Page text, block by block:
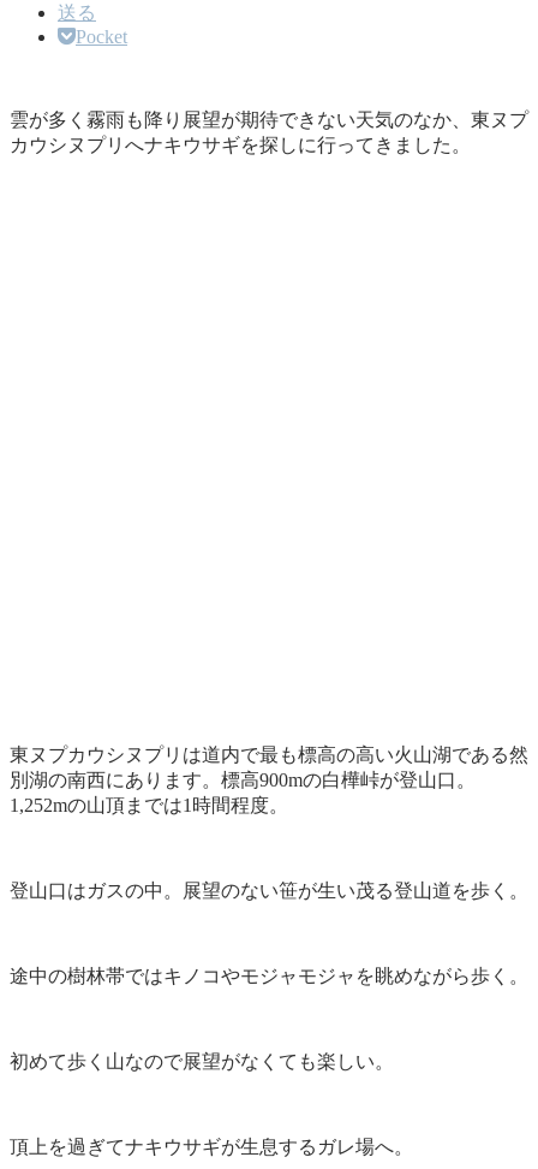
送る
Pocket
雲が多く霧雨も降り展望が期待できない天気のなか、東ヌプ
カウシヌプリへナキウサギを探しに行ってきました。
東ヌプカウシヌプリは道内で最も標高の高い火山湖である然
別湖の南西にあります。標高900mの白樺峠が登山口。
1,252mの山頂までは1時間程度。
登山口はガスの中。展望のない笹が生い茂る登山道を歩く。
途中の樹林帯ではキノコやモジャモジャを眺めながら歩く。
初めて歩く山なので展望がなくても楽しい。
頂上を過ぎてナキウサギが生息するガレ場へ。